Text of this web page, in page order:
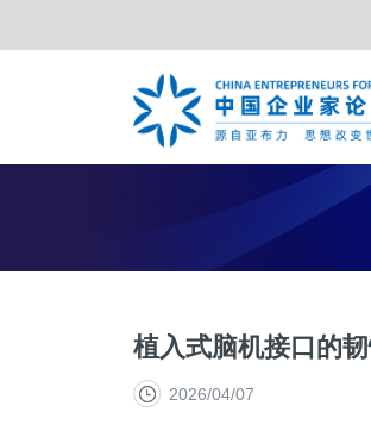
夏季年会
战略合作伙伴
植入式脑机接口的
2026/04/07